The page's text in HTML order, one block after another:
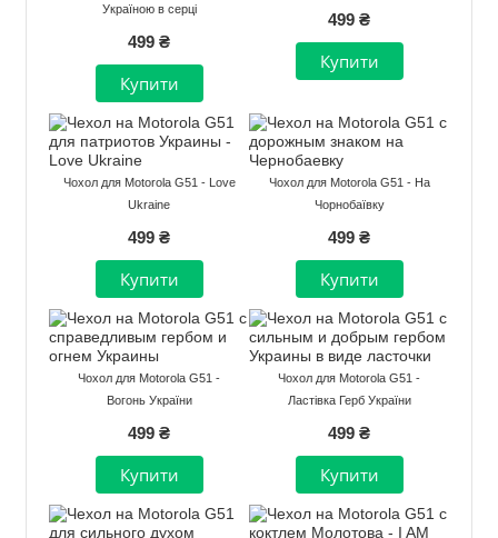
Україною в серці
499 ₴
499 ₴
Чохол для Motorola G51 - Love
Ukraine
499 ₴
Чохол для Motorola G51 - На
Чорнобаївку
499 ₴
Чохол для Motorola G51 -
Вогонь України
499 ₴
Чохол для Motorola G51 -
Ластівка Герб України
499 ₴